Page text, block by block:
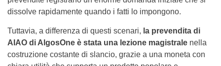
dissolve rapidamente quando i fatti lo impongono.
Tuttavia, a differenza di questi scenari, la prevendita di
AIAO di AlgosOne è stata una lezione magistrale nella
costruzione costante di slancio, grazie a una moneta con